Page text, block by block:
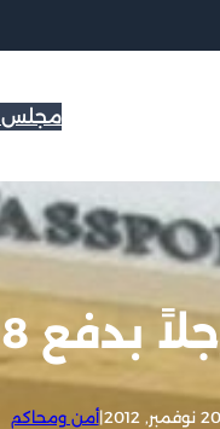
مجلس
آلاف لزوجته
20 نوفمبر, 2012 |أمن ومحاكم